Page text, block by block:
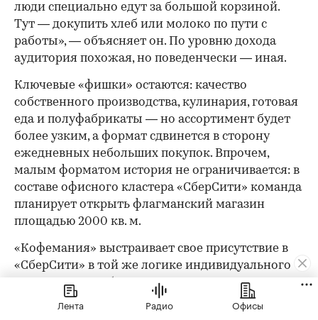
люди специально едут за большой корзиной.
Тут — докупить хлеб или молоко по пути с
работы», — объясняет он. По уровню дохода
аудитория похожая, но поведенчески — иная.
Ключевые «фишки» остаются: качество
собственного производства, кулинария, готовая
еда и полуфабрикаты — но ассортимент будет
более узким, а формат сдвинется в сторону
ежедневных небольших покупок. Впрочем,
малым форматом история не ограничивается: в
составе офисного кластера «СберСити» команда
планирует открыть флагманский магазин
площадью 2000 кв. м.
«Кофемания» выстраивает свое присутствие в
«СберСити» в той же логике индивидуального
подхода. Для «СберСити» ключевыми
ориентирами при проектировании стали
Лента Радио Офисы